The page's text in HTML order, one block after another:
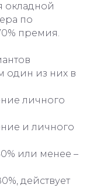
окладной
по
премия.
один из них в
личного
и личного
или менее –
действует